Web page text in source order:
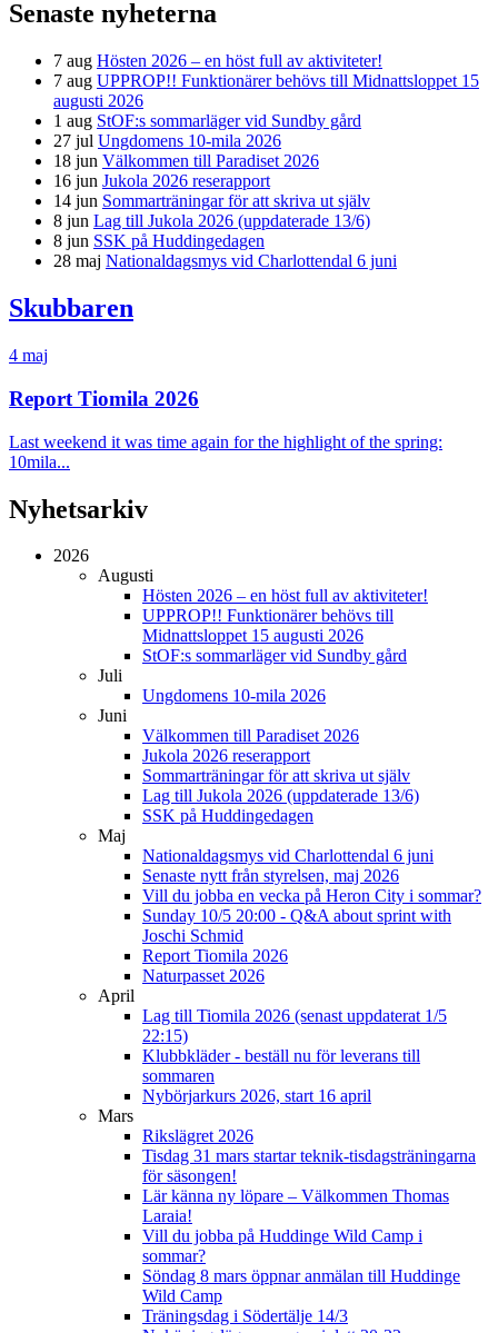
Senaste nyheterna
7 aug Hösten 2026 – en höst full av aktiviteter!
7 aug UPPROP!! Funktionärer behövs till Midnattsloppet 15
augusti 2026
1 aug StOF:s sommarläger vid Sundby gård
27 jul Ungdomens 10-mila 2026
18 jun Välkommen till Paradiset 2026
16 jun Jukola 2026 reserapport
14 jun Sommarträningar för att skriva ut själv
8 jun Lag till Jukola 2026 (uppdaterade 13/6)
8 jun SSK på Huddingedagen
28 maj Nationaldagsmys vid Charlottendal 6 juni
Skubbaren
4 maj
Report Tiomila 2026
Last weekend it was time again for the highlight of the spring:
10mila...
Nyhetsarkiv
2026
Augusti
Hösten 2026 – en höst full av aktiviteter!
UPPROP!! Funktionärer behövs till
Midnattsloppet 15 augusti 2026
StOF:s sommarläger vid Sundby gård
Juli
Ungdomens 10-mila 2026
Juni
Välkommen till Paradiset 2026
Jukola 2026 reserapport
Sommarträningar för att skriva ut själv
Lag till Jukola 2026 (uppdaterade 13/6)
SSK på Huddingedagen
Maj
Nationaldagsmys vid Charlottendal 6 juni
Senaste nytt från styrelsen, maj 2026
Vill du jobba en vecka på Heron City i sommar?
Sunday 10/5 20:00 - Q&A about sprint with
Joschi Schmid
Report Tiomila 2026
Naturpasset 2026
April
Lag till Tiomila 2026 (senast uppdaterat 1/5
22:15)
Klubbkläder - beställ nu för leverans till
sommaren
Nybörjarkurs 2026, start 16 april
Mars
Rikslägret 2026
Tisdag 31 mars startar teknik-tisdagsträningarna
för säsongen!
Lär känna ny löpare – Välkommen Thomas
Laraia!
Vill du jobba på Huddinge Wild Camp i
sommar?
Söndag 8 mars öppnar anmälan till Huddinge
Wild Camp
Träningsdag i Södertälje 14/3